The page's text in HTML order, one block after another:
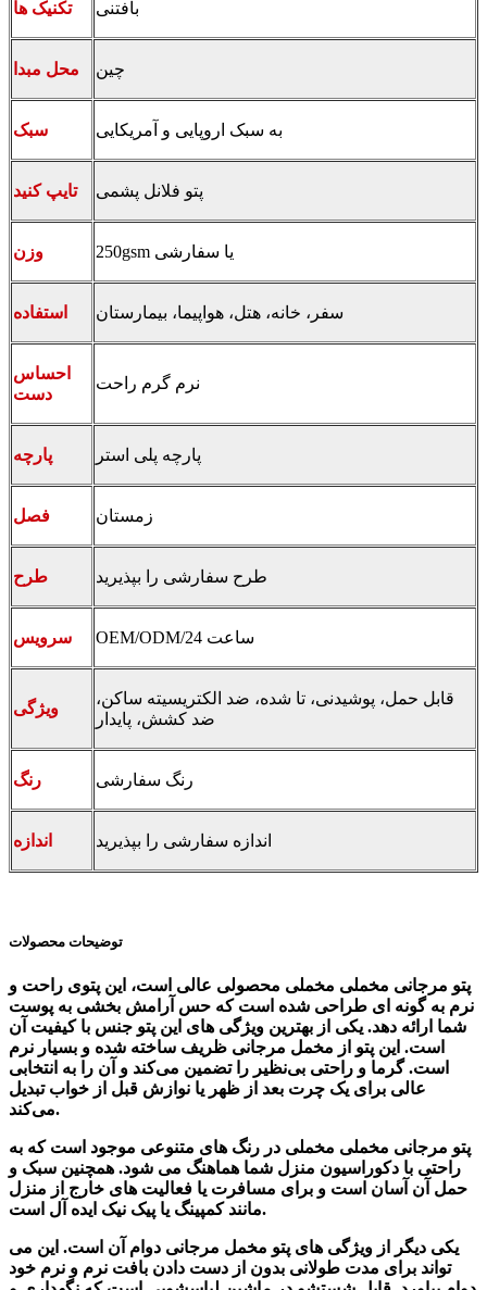
تکنیک ها بافتنی
محل مبدا چین
سبک به سبک اروپایی و آمریکایی
تایپ کنید پتو فلانل پشمی
وزن 250gsm یا سفارشی
استفاده سفر، خانه، هتل، هواپیما، بیمارستان
احساس
دست
نرم گرم راحت
پارچه پارچه پلی استر
فصل زمستان
طرح طرح سفارشی را بپذیرید
سرویس OEM/ODM/24 ساعت
ویژگی
قابل حمل، پوشیدنی، تا شده، ضد الکتریسیته ساکن،
ضد کشش، پایدار
رنگ رنگ سفارشی
اندازه اندازه سفارشی را بپذیرید
توضیحات محصولات
پتو مرجانی مخملی مخملی محصولی عالی است، این پتوی راحت و
نرم به گونه ای طراحی شده است که حس آرامش بخشی به پوست
شما ارائه دهد. یکی از بهترین ویژگی های این پتو جنس با کیفیت آن
است. این پتو از مخمل مرجانی ظریف ساخته شده و بسیار نرم
است. گرما و راحتی بی‌نظیر را تضمین می‌کند و آن را به انتخابی
عالی برای یک چرت بعد از ظهر یا نوازش قبل از خواب تبدیل
می‌کند.
پتو مرجانی مخملی مخملی در رنگ های متنوعی موجود است که به
راحتی با دکوراسیون منزل شما هماهنگ می شود. همچنین سبک و
حمل آن آسان است و برای مسافرت یا فعالیت های خارج از منزل
مانند کمپینگ یا پیک نیک ایده آل است.
یکی دیگر از ویژگی های پتو مخمل مرجانی دوام آن است. این می
تواند برای مدت طولانی بدون از دست دادن بافت نرم و نرم خود